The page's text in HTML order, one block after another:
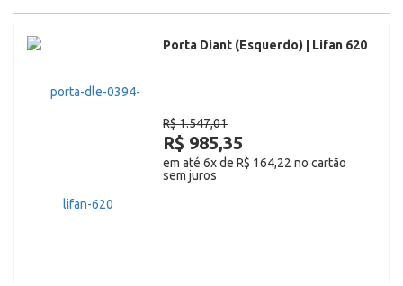
Porta Diant (Esquerdo) | Lifan 620
R$ 1.547,01
R$ 985,35
em até 6x de R$ 164,22 no cartão
sem juros